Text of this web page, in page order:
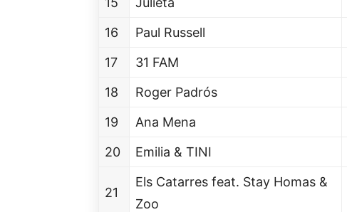
16
Paul Russell
17
31 FAM
18
Roger Padrós
19
Ana Mena
20
Emilia & TINI
21
Els Catarres feat. Stay Homas &
Zoo